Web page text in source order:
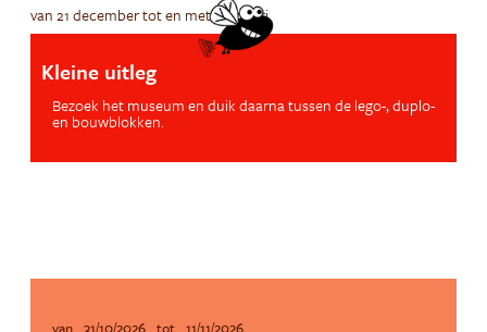
van 21 december tot en met 5 januari
Kleine uitleg
Bezoek het museum en duik daarna tussen de lego-, duplo-
en bouwblokken.